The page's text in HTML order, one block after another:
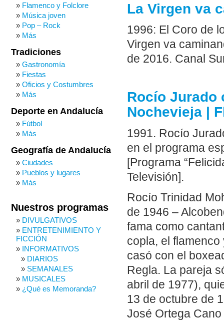
La Virgen va
1996: El Coro de
Virgen va
de 2016. Canal
Rocío Jurado
Nochevieja |
1991. Rocío
en el programa
[Programa
Televisión].
Rocío Trinidad
de 1946 –
fama como
copla, el
casó con el
Regla. La pareja
abril de 1977),
13 de octubre de
José Ortega
Flamenco y Folclore
Música joven
Pop – Rock
Más
Tradiciones
Gastronomía
Fiestas
Oficios y Costumbres
Más
Deporte en Andalucía
Fútbol
Más
Geografía de Andalucía
Ciudades
Pueblos y lugares
Más
Nuestros programas
DIVULGATIVOS
ENTRETENIMIENTO Y
FICCIÓN
INFORMATIVOS
DIARIOS
SEMANALES
MUSICALES
¿Qué es Memoranda?